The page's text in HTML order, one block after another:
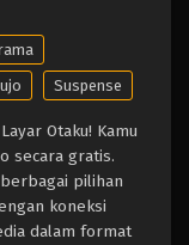
Suspense
Otaku! Kamu
secara gratis.
pilihan
koneksi
dalam format